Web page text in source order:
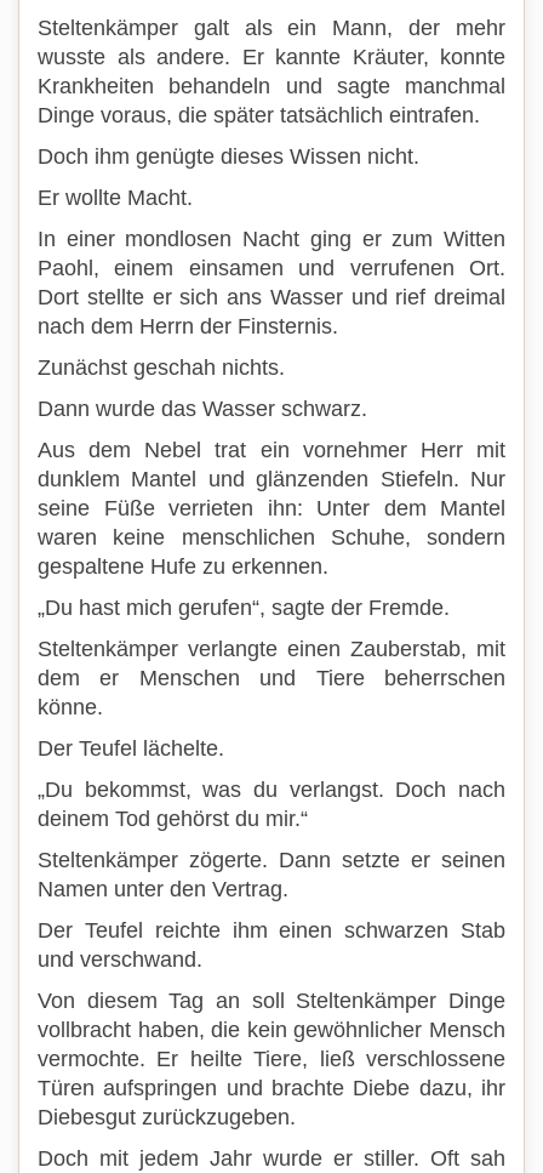
Steltenkämper galt als ein Mann, der mehr
wusste als andere. Er kannte Kräuter, konnte
Krankheiten behandeln und sagte manchmal
Dinge voraus, die später tatsächlich eintrafen.
Doch ihm genügte dieses Wissen nicht.
Er wollte Macht.
In einer mondlosen Nacht ging er zum Witten
Paohl, einem einsamen und verrufenen Ort.
Dort stellte er sich ans Wasser und rief dreimal
nach dem Herrn der Finsternis.
Zunächst geschah nichts.
Dann wurde das Wasser schwarz.
Aus dem Nebel trat ein vornehmer Herr mit
dunklem Mantel und glänzenden Stiefeln. Nur
seine Füße verrieten ihn: Unter dem Mantel
waren keine menschlichen Schuhe, sondern
gespaltene Hufe zu erkennen.
„Du hast mich gerufen“, sagte der Fremde.
Steltenkämper verlangte einen Zauberstab, mit
dem er Menschen und Tiere beherrschen
könne.
Der Teufel lächelte.
„Du bekommst, was du verlangst. Doch nach
deinem Tod gehörst du mir.“
Steltenkämper zögerte. Dann setzte er seinen
Namen unter den Vertrag.
Der Teufel reichte ihm einen schwarzen Stab
und verschwand.
Von diesem Tag an soll Steltenkämper Dinge
vollbracht haben, die kein gewöhnlicher Mensch
vermochte. Er heilte Tiere, ließ verschlossene
Türen aufspringen und brachte Diebe dazu, ihr
Diebesgut zurückzugeben.
Doch mit jedem Jahr wurde er stiller. Oft sah